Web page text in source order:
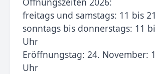
freitags und samstags: 11 bis
sonntags bis donnerstags: 11
Uhr
Eröffnungstag: 24. November:
Uhr